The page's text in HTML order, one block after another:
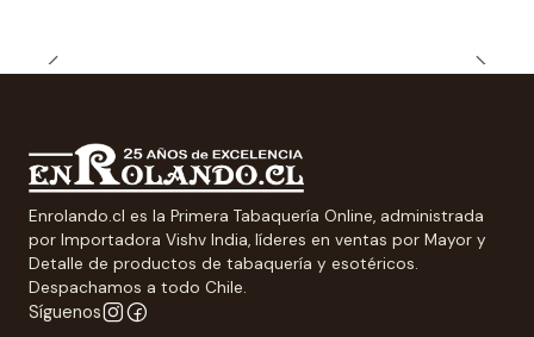
Enrolando.cl es la Primera Tabaquería Online, administrada
por Importadora Vishv India, líderes en ventas por Mayor y
Detalle de productos de tabaquería y esotéricos.
Despachamos a todo Chile.
Síguenos